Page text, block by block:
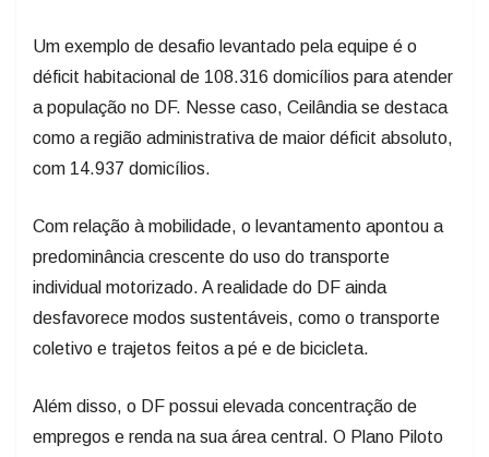
Um exemplo de desafio levantado pela equipe é o
déficit habitacional de 108.316 domicílios para atender
a população no DF. Nesse caso, Ceilândia se destaca
como a região administrativa de maior déficit absoluto,
com 14.937 domicílios.
Com relação à mobilidade, o levantamento apontou a
predominância crescente do uso do transporte
individual motorizado. A realidade do DF ainda
desfavorece modos sustentáveis, como o transporte
coletivo e trajetos feitos a pé e de bicicleta.
Além disso, o DF possui elevada concentração de
empregos e renda na sua área central. O Plano Piloto